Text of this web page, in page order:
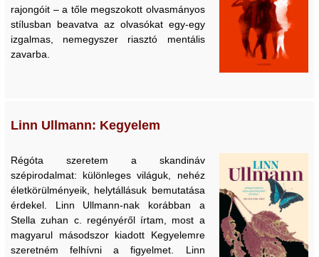
rajongóit – a tőle megszokott olvasmányos
stílusban beavatva az olvasókat egy-egy
izgalmas, nemegyszer riasztó mentális
zavarba.
Linn Ullmann: Kegyelem
Régóta szeretem a skandináv
szépirodalmat: különleges világuk, nehéz
életkörülményeik, helytállásuk bemutatása
érdekel. Linn Ullmann-nak korábban a
Stella zuhan c. regényéről írtam, most a
magyarul másodszor kiadott Kegyelemre
szeretném felhívni a figyelmet. Linn